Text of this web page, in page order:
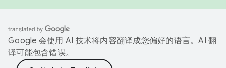
Google 会使用 AI 技术将内容翻译成您偏好的语言。AI 翻
译可能包含错误。